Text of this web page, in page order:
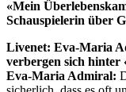
«Mein
Schauspielerin über
Livenet: Eva-Maria
verbergen sich hinter
Eva-Maria Admiral: